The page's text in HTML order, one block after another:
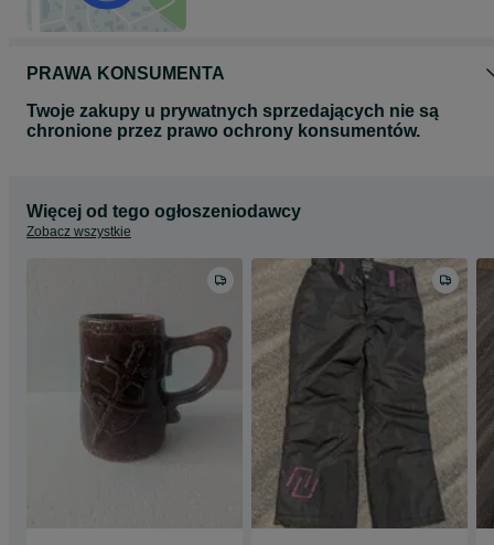
PRAWA KONSUMENTA
Twoje zakupy u prywatnych sprzedających nie są
chronione przez prawo ochrony konsumentów.
Więcej od tego ogłoszeniodawcy
Zobacz wszystkie